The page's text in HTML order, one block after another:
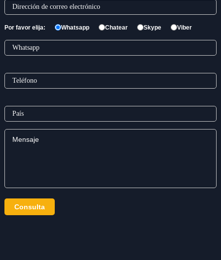
Por favor elija: Whatsapp Chatear Skype Viber